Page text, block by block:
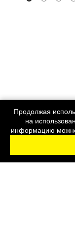
Продолжая
на
информацию